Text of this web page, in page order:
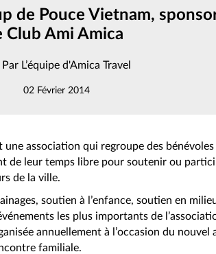
de Pouce Vietnam,
Club Ami Amica
Par L’équipe d'Amica Travel
02 Février 2014
une association qui regroupe des
de leur temps libre pour soutenir ou
de la ville.
soutien à l’enfance, soutien en
les plus importants de
annuellement à l’occasion du nouvel
familiale.